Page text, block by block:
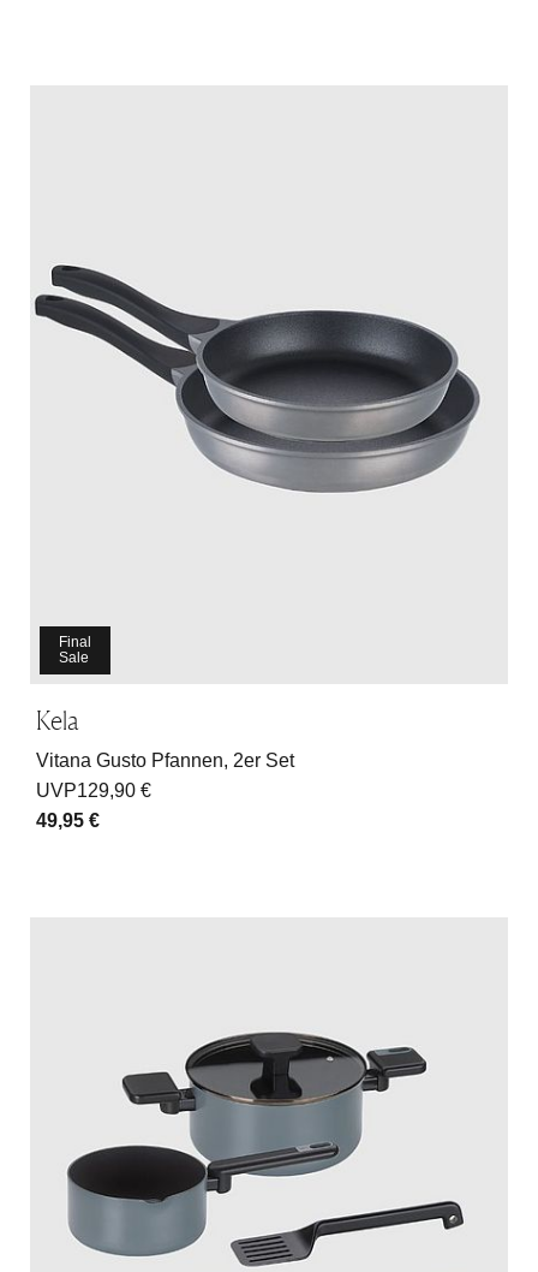
Final
Sale
Kela
Vitana Gusto Pfannen, 2er Set
UVP129,90 €
49,95 €